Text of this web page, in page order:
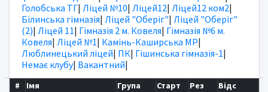
Голобська ТГ| Ліцей №10| Ліцей12| Ліцей12 ком2|
Білинська гімназія| Ліцей "Оберіг"| Ліцей "Оберіг"
(2)| Ліцей 11| Гімназія 2 м. Ковеля| Гімназія №6 м.
Ковеля| Ліцей №1| Камінь-Каширська МР|
Люблинецький ліцей| ПК| Гішинська гімназія-1|
Немає клубу| Вакантний|
# Імя Група Старт Рез
Відс